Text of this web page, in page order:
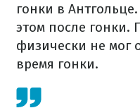
гонки в
этом после гонки.
физически не мог
время гонки.